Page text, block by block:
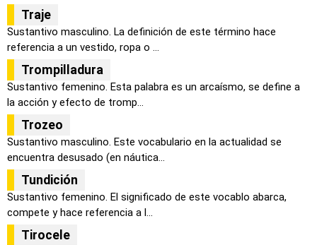
Traje
Sustantivo masculino. La definición de este término hace
referencia a un vestido, ropa o ...
Trompilladura
Sustantivo femenino. Esta palabra es un arcaísmo, se define a
la acción y efecto de tromp...
Trozeo
Sustantivo masculino. Este vocabulario en la actualidad se
encuentra desusado (en náutica...
Tundición
Sustantivo femenino. El significado de este vocablo abarca,
compete y hace referencia a l...
Tirocele